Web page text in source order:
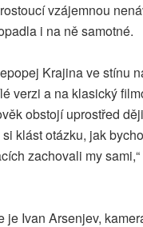
vzájemnou
i na ně samotné.
Krajina ve stínu
verzi a na klasický
obstojí uprostřed
klást otázku, jak
zachovali my
je Ivan Arsenjev,